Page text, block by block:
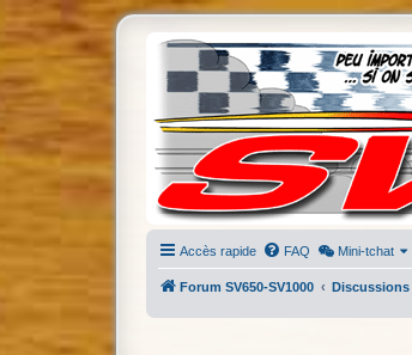
Accès rapide FAQ Mini-tchat
Forum SV650-SV1000 Discussions